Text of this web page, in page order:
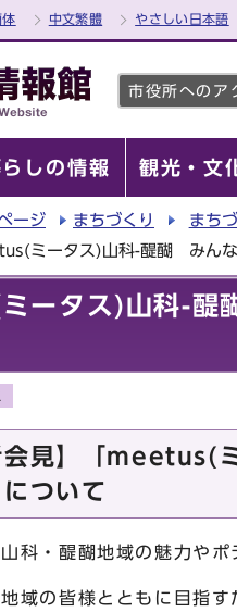
体 中文繁體 やさしい日本語
市役所へのア
しの情報 観光・文
ージ まちづくり まち
ミータス)山科-醍醐 みん
ータス)山科-醍
会見】「meetus(
ついて
科・醍醐地域の魅力やポ
域の皆様とともに目指